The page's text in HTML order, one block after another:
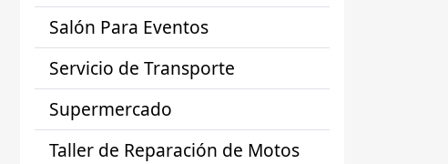
Salón Para Eventos
Servicio de Transporte
Supermercado
Taller de Reparación de Motos